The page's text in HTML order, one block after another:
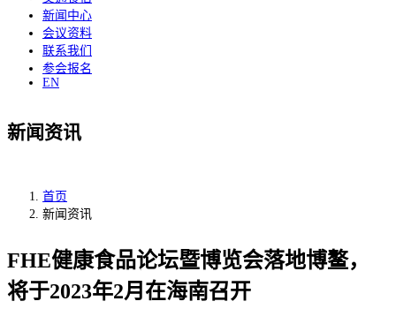
新闻中心
会议资料
联系我们
参会报名
EN
新闻资讯
首页
新闻资讯
FHE健康食品论坛暨博览会落地博鳌，
将于2023年2月在海南召开